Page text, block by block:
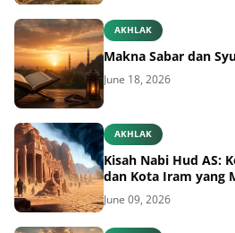
Makna Sabar dan
June 18, 2026
Kisah Nabi Hud AS:
dan Kota Iram yang
June 09, 2026